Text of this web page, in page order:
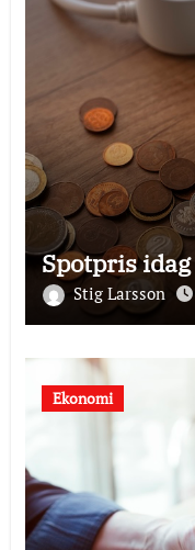
Spotpris
Stig Larsson
Ekonomi